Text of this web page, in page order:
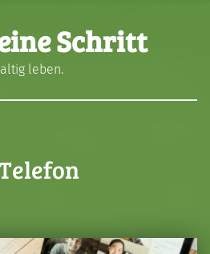
Schritt
leben.